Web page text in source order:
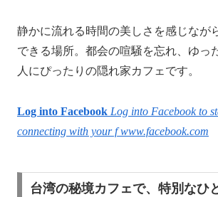
静かに流れる時間の美しさを感じなが
できる場所。都会の喧騒を忘れ、ゆっ
人にぴったりの隠れ家カフェです。
Log into Facebook Log into Facebook to
connecting with your f www.facebook.com
台湾の秘境カフェで、特別なひ